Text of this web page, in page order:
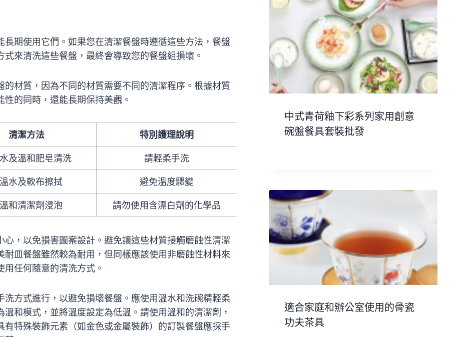
期使用它們。如果您在清潔餐盤時遵循這些方法，餐盤
來清洗這些餐盤，最終會導致您的餐盤組損壞。
材質，因為不同的材質需要不同的清潔程序。根據材質
的同時，還能長期保持美觀。
清潔方法
特別護理說明
及溫和肥皂清洗
請輕柔手洗
水及軟布擦拭
避免溫度驟變
和清潔劑浸泡 請勿使用含漂白劑的化學品
，以免損害圖案設計。避免讓這些材質接觸磨蝕性清潔
皿餐盤雖然較為耐用，但同樣應該使用非磨蝕性材料來
任何隨意的清洗方式。
洗方式進行，以避免損壞餐盤。應使用溫水和洗碗精輕柔
和模式，並將溫度設定為低溫。請使用溫和的清潔劑，
特殊裝飾元素（如金色或金屬裝飾）的訂製餐盤應採手
中式青荷釉下彩系列家用創意
碗盤餐具套裝批發
適合家庭和辦公室使用的骨瓷
功夫茶具